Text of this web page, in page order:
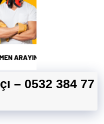
– 0532 384 77